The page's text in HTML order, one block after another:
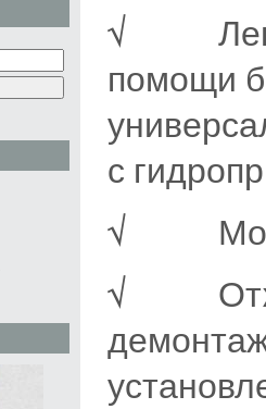
√
помощи
с
√
√